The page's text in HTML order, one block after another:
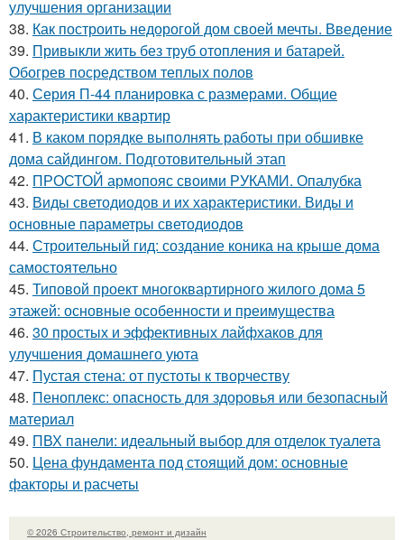
улучшения организации
38. Как построить недорогой дом своей мечты. Введение
39. Привыкли жить без труб отопления и батарей.
Обогрев посредством теплых полов
40. Серия П-44 планировка с размерами. Общие
характеристики квартир
41. В каком порядке выполнять работы при обшивке
дома сайдингом. Подготовительный этап
42. ПРОСТОЙ армопояс своими РУКАМИ. Опалубка
43. Виды светодиодов и их характеристики. Виды и
основные параметры светодиодов
44. Строительный гид: создание коника на крыше дома
самостоятельно
45. Типовой проект многоквартирного жилого дома 5
этажей: основные особенности и преимущества
46. 30 простых и эффективных лайфхаков для
улучшения домашнего уюта
47. Пустая стена: от пустоты к творчеству
48. Пеноплекс: опасность для здоровья или безопасный
материал
49. ПВХ панели: идеальный выбор для отделок туалета
50. Цена фундамента под стоящий дом: основные
факторы и расчеты
© 2026 Строительство, ремонт и дизайн